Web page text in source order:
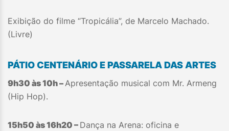
Exibição do filme “Tropicália”, de Marcelo Machado.
(Livre)
PÁTIO CENTENÁRIO E PASSARELA DAS ARTES
9h30 às 10h – Apresentação musical com Mr. Armeng
(Hip Hop).
15h50 às 16h20 – Dança na Arena: oficina e